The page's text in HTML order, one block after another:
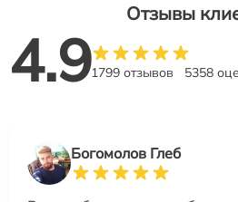
Отзывы
4.91799 отзывов 5358
Богомолов Глеб